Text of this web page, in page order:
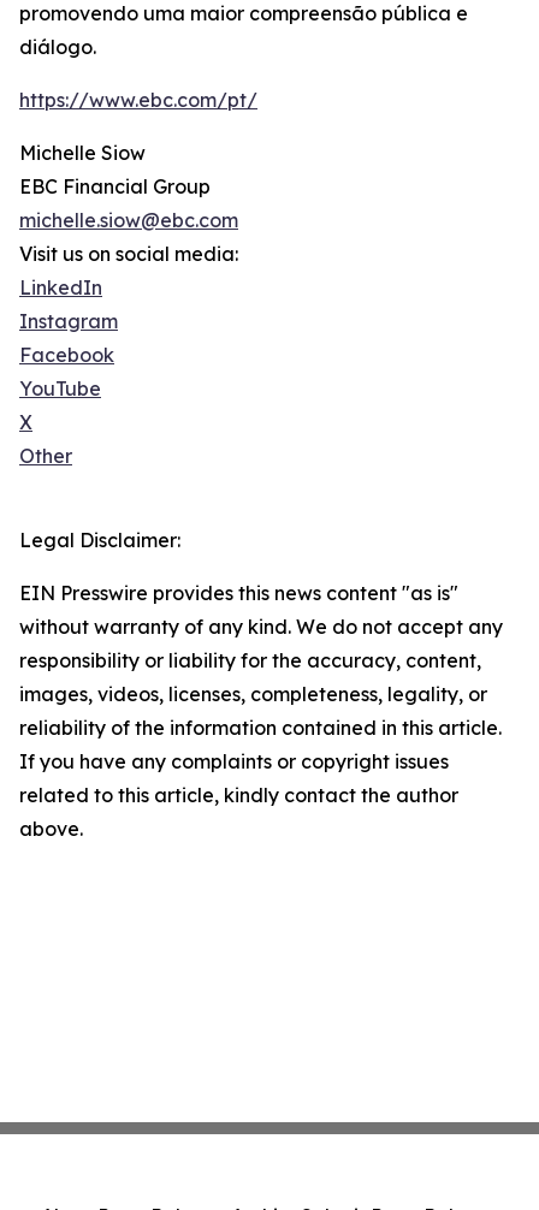
promovendo uma maior compreensão pública e
diálogo.
https://www.ebc.com/pt/
Michelle Siow
EBC Financial Group
michelle.siow@ebc.com
Visit us on social media:
LinkedIn
Instagram
Facebook
YouTube
X
Other
Legal Disclaimer:
EIN Presswire provides this news content "as is"
without warranty of any kind. We do not accept any
responsibility or liability for the accuracy, content,
images, videos, licenses, completeness, legality, or
reliability of the information contained in this article.
If you have any complaints or copyright issues
related to this article, kindly contact the author
above.